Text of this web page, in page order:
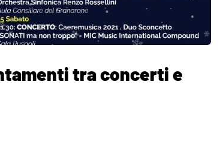
tra concerti e